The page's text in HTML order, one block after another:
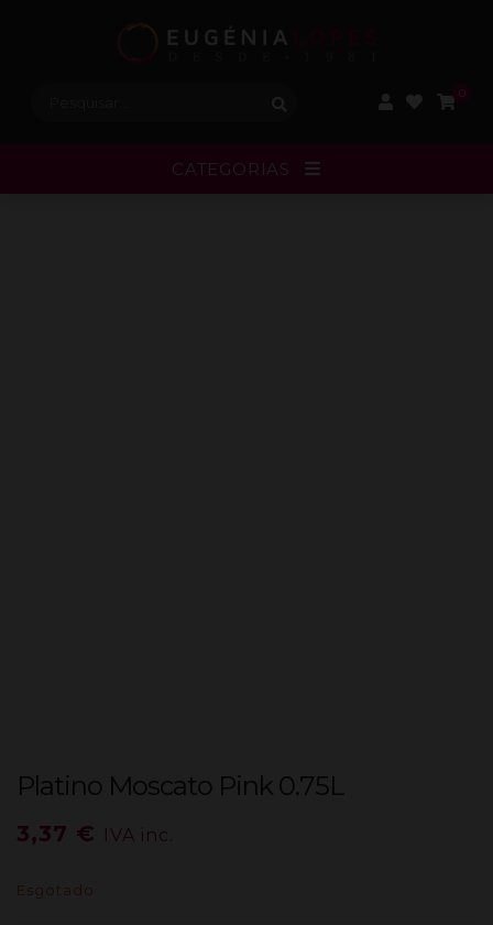
CATEGORIAS
Platino Moscato Pink 0.75L
3,37 € IVA inc.
Esgotado